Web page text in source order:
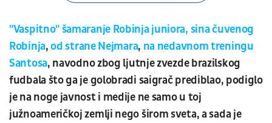
"Vaspitno" šamaranje Robinja juniora, sina čuvenog
Robinja,od strane Nejmara, na nedavnom treningu
Santosa, navodno zbog ljutnje zvezde brazilskog
fudbala što ga je golobradi saigrač prediblao, podiglo
je na noge javnost i medije ne samo u toj
južnoameričkoj zemlji nego širom sveta, a sada je